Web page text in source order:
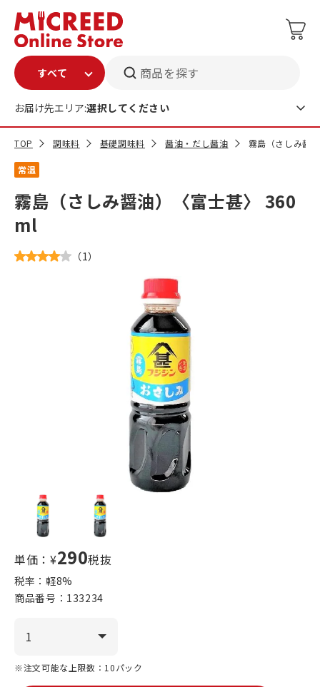
商品を探す
お届け先エリア:選択してください
TOP 調味料 基礎調味料 醤油・だし醤油 霧島（さしみ醤
常温
霧島（さしみ醤油）〈富士甚〉 360
ml
（1）
単価：¥290税抜
税率：軽8%
商品番号： 133234
※注文可能な上限数：10パック